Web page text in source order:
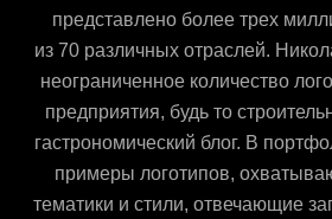
представлено более трех
из 70 различных отраслей.
неограниченное количество
предприятия, будь то
гастрономический блог. В
примеры логотипов,
тематики и стили, отвечающие